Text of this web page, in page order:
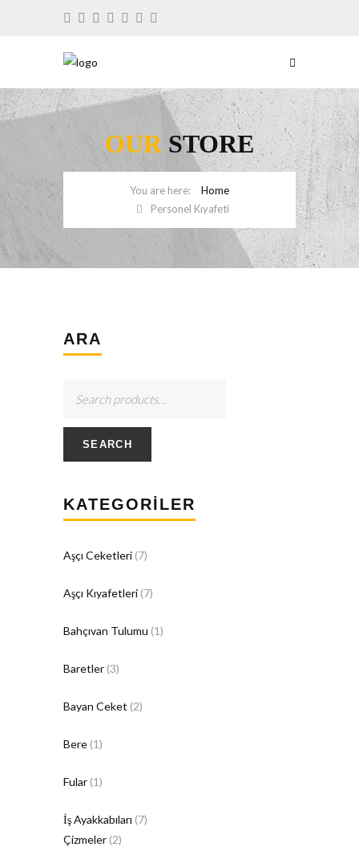
OUR STORE
Home
Personel Kıyafeti
ARA
SEARCH
KATEGORILER
Aşçı Ceketleri (7)
Aşçı Kıyafetleri (7)
Bahçıvan Tulumu (1)
Baretler (3)
Bayan Ceket (2)
Bere (1)
Fular (1)
İş Ayakkabıları (7)
Çizmeler (2)